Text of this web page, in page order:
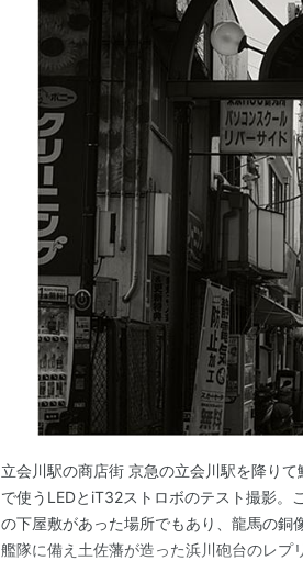
立会川駅の商店街 京急の立会川駅を降り
で使うLEDとiT32ストロボのテスト撮影。
の下屋敷があった場所でもあり、龍馬の銅
艦隊に備え土佐藩が造った浜川砲台のレプ